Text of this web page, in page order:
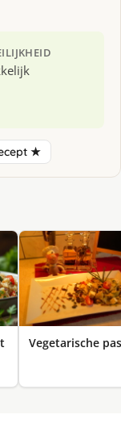
★
Vegetarische